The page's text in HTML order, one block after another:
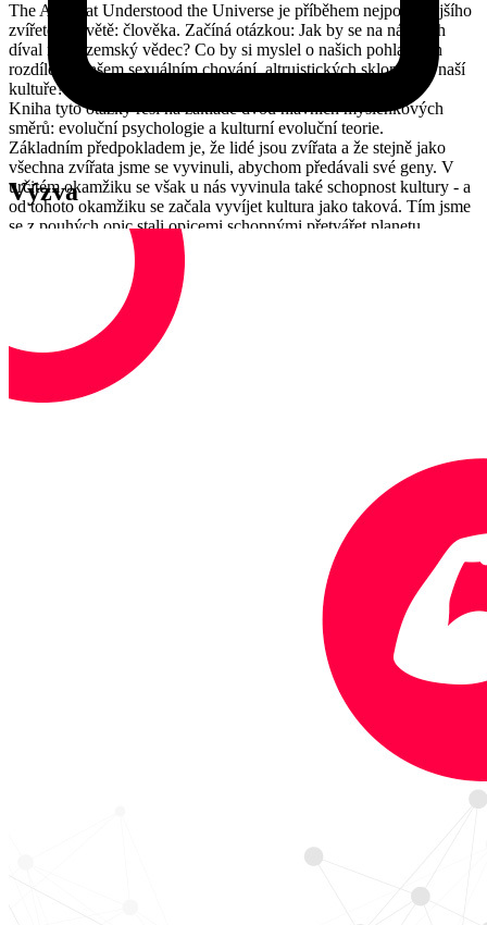
The Ape that Understood the Universe je příběhem nejpodivnějšího
zvířete na světě: člověka. Začíná otázkou: Jak by se na náš druh
díval mimozemský vědec? Co by si myslel o našich pohlavních
rozdílech, našem sexuálním chování, altruistických sklonech a naší
kultuře?
Kniha tyto otázky řeší na základě dvou hlavních myšlenkových
směrů: evoluční psychologie a kulturní evoluční teorie.
Základním předpokladem je, že lidé jsou zvířata a že stejně jako
všechna zvířata jsme se vyvinuli, abychom předávali své geny. V
určitém okamžiku se však u nás vyvinula také schopnost kultury - a
od tohoto okamžiku se začala vyvíjet kultura jako taková. Tím jsme
se z pouhých opic stali opicemi schopnými přetvářet planetu,
cestovat do jiných světů a chápat obrovský vesmír, jehož jsme jen
malým, prchavým zlomkem.
Kdo je Jiří Kryštof Jarmar?
Jiří Kryštof Jarmar
je spolutvůrcem podcastu Brain We Are. Spolu s
Vojtou Hlaváčkem zde objevují možnosti lidského potenciálu a
poznání. Čerpají informace z vědeckých studií, podcastů a knih, na
základě čehož pak optimalizují vlastní každodenní zkušenost a
Výzva